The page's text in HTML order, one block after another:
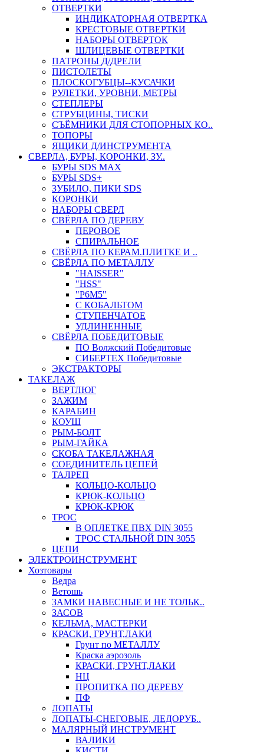
ОТВЕРТКИ
ИНДИКАТОРНАЯ ОТВЕРТКА
КРЕСТОВЫЕ ОТВЕРТКИ
НАБОРЫ ОТВЕРТОК
ШЛИЦЕВЫЕ ОТВЕРТКИ
ПАТРОНЫ Д/ДРЕЛИ
ПИСТОЛЕТЫ
ПЛОСКОГУБЦЫ--КУСАЧКИ
РУЛЕТКИ, УРОВНИ, МЕТРЫ
СТЕПЛЕРЫ
СТРУБЦИНЫ, ТИСКИ
СЪЁМНИКИ ДЛЯ СТОПОРНЫХ КО..
ТОПОРЫ
ЯЩИКИ Д/ИНСТРУМЕНТА
СВЕРЛА, БУРЫ, КОРОНКИ, ЗУ..
БУРЫ SDS MAX
БУРЫ SDS+
ЗУБИЛО, ПИКИ SDS
КОРОНКИ
НАБОРЫ СВЕРЛ
СВЁРЛА ПО ДЕРЕВУ
ПЕРОВОЕ
СПИРАЛЬНОЕ
СВЁРЛА ПО КЕРАМ.ПЛИТКЕ И ..
СВЁРЛА ПО МЕТАЛЛУ
"HAISSER"
"HSS"
"Р6М5"
С КОБАЛЬТОМ
СТУПЕНЧАТОЕ
УДЛИНЕННЫЕ
СВЁРЛА ПОБЕДИТОВЫЕ
ПО Волжский Победитовые
СИБЕРТЕХ Победитовые
ЭКСТРАКТОРЫ
ТАКЕЛАЖ
ВЕРТЛЮГ
ЗАЖИМ
КАРАБИН
КОУШ
РЫМ-БОЛТ
РЫМ-ГАЙКА
СКОБА ТАКЕЛАЖНАЯ
СОЕДИНИТЕЛЬ ЦЕПЕЙ
ТАЛРЕП
КОЛЬЦО-КОЛЬЦО
КРЮК-КОЛЬЦО
КРЮК-КРЮК
ТРОС
В ОПЛЕТКЕ ПВХ DIN 3055
ТРОС СТАЛЬНОЙ DIN 3055
ЦЕПИ
ЭЛЕКТРОИНСТРУМЕНТ
Хозтовары
Ведра
Ветошь
ЗАМКИ НАВЕСНЫЕ И НЕ ТОЛЬК..
ЗАСОВ
КЕЛЬМА, МАСТЕРКИ
КРАСКИ, ГРУНТ,ЛАКИ
Грунт по МЕТАЛЛУ
Краска аэрозоль
КРАСКИ, ГРУНТ,ЛАКИ
НЦ
ПРОПИТКА ПО ДЕРЕВУ
ПФ
ЛОПАТЫ
ЛОПАТЫ-СНЕГОВЫЕ, ЛЕДОРУБ..
МАЛЯРНЫЙ ИНСТРУМЕНТ
ВАЛИКИ